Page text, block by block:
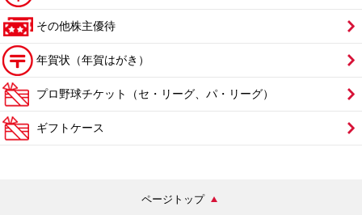
その他株主優待
年賀状（年賀はがき）
プロ野球チケット（セ・リーグ、パ・リーグ）
ギフトケース
ページトップ